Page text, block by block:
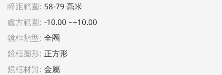
瞳距範圍: 58-79 毫米
處方範圍: -10.00 ~+10.00
鏡框類型: 全圈
鏡框圈形: 正方形
鏡框材質: 金屬